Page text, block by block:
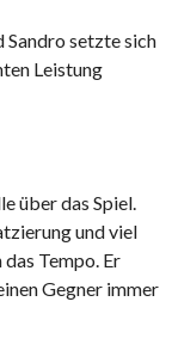
Sandro setzte sich
Leistung
über das Spiel.
und viel
Tempo. Er
Gegner immer